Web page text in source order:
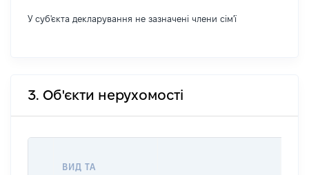
У суб'єкта декларування не зазначені члени сім'ї
3. Об'єкти нерухомості
ВИД ТА